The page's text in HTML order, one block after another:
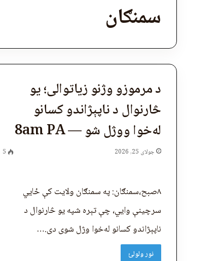
سمنګان
د مرموزو وژنو زیاتوالی؛ یو
څارنوال د ناپېژاندو کسانو
له‌خوا ووژل شو — 8am PA
جولای 25, 2026 5
۸صبح،سمنګان: په سمنګان ولایت کې ځايي
سرچینې وایي، چې تېره شپه یو څارنوال د
ناپېژاندو کسانو له‌خوا وژل شوی دی.…
نور ولولئ